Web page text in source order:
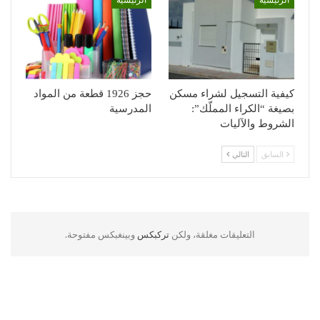
كيفية التسجيل لشراء مسكن
بصيغة “الكراء المملّك”:
الشروط والآليات
حجز 1926 قطعة من المواد
المدرسية
السابق التالي
التعليقات مغلقة، ولكن تركبكس وبينغبكس مفتوحة.